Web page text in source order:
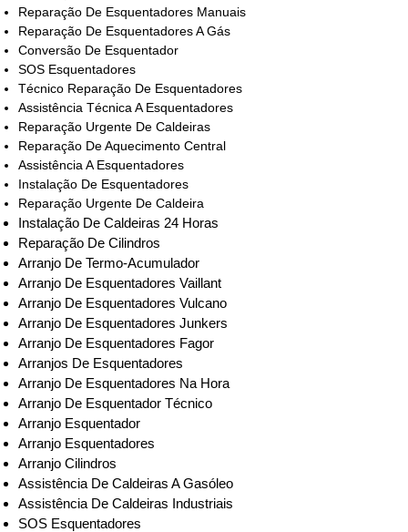
Reparação De Esquentadores Manuais
Reparação De Esquentadores A Gás
Conversão De Esquentador
SOS Esquentadores
Técnico Reparação De Esquentadores
Assistência Técnica A Esquentadores
Reparação Urgente De Caldeiras
Reparação De Aquecimento Central
Assistência A Esquentadores
Instalação De Esquentadores
Reparação Urgente De Caldeira
Instalação De Caldeiras 24 Horas
Reparação De Cilindros
Arranjo De Termo-Acumulador
Arranjo De Esquentadores Vaillant
Arranjo De Esquentadores Vulcano
Arranjo De Esquentadores Junkers
Arranjo De Esquentadores Fagor
Arranjos De Esquentadores
Arranjo De Esquentadores Na Hora
Arranjo De Esquentador Técnico
Arranjo Esquentador
Arranjo Esquentadores
Arranjo Cilindros
Assistência De Caldeiras A Gasóleo
Assistência De Caldeiras Industriais
SOS Esquentadores